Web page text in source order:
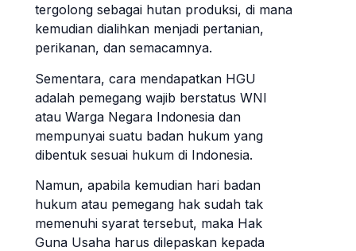
tergolong sebagai hutan produksi, di mana
kemudian dialihkan menjadi pertanian,
perikanan, dan semacamnya.
Sementara, cara mendapatkan HGU
adalah pemegang wajib berstatus WNI
atau Warga Negara Indonesia dan
mempunyai suatu badan hukum yang
dibentuk sesuai hukum di Indonesia.
Namun, apabila kemudian hari badan
hukum atau pemegang hak sudah tak
memenuhi syarat tersebut, maka Hak
Guna Usaha harus dilepaskan kepada